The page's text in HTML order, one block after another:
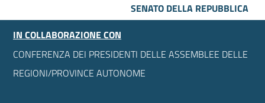
SENATO DELLA REPUBBLICA
IN COLLABORAZIONE CON
CONFERENZA DEI PRESIDENTI DELLE ASSEMBLEE DELLE
REGIONI/PROVINCE AUTONOME